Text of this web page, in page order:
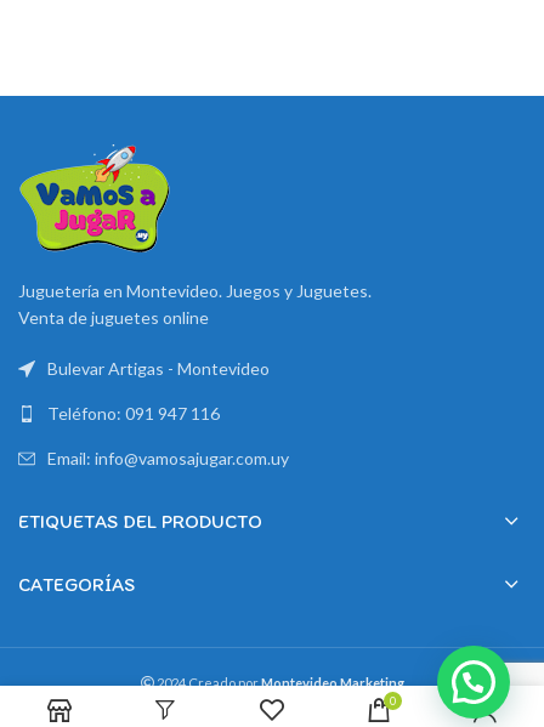
Juguetería en Montevideo. Juegos y Juguetes.
Venta de juguetes online
Bulevar Artigas - Montevideo
Teléfono: 091 947 116
Email: info@vamosajugar.com.uy
ETIQUETAS DEL PRODUCTO
CATEGORÍAS
2024 Creado porMontevideo Marketing
0